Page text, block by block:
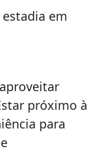
em
próximo à
para